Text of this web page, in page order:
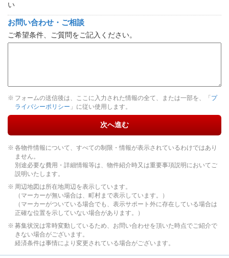
い
お問い合わせ・ご相談
ご希望条件、ご質問をご記入ください。
フォームの送信後は、ここに入力された情報の全て、または一部を、「 プ
ライバシーポリシー 」に従い使用します。
次へ進む
各物件情報について、すべての制限・情報が表示されているわけではあり
ません。
別途必要な費用・詳細情報等は、物件紹介時又は重要事項説明においてご
説明いたします。
周辺地図は所在地周辺を表示しています。
（マーカーが無い場合は、町村まで表示しています。）
（マーカーがついている場合でも、表示サポート外に存在している場合は
正確な位置を示していない場合があります。）
募集状況は常時変動しているため、お問い合わせを頂いた時点でご紹介で
きない場合がございます。
経済条件は事情により変更されている場合がございます。